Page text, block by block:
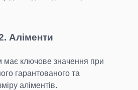
Аліменти
має ключове значення при
гарантованого та
аліментів.